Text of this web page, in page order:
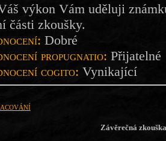
výkon Vám uděluji
části zkoušky.
Dobré
propugnatio: Přijatelné
cogito: Vynikající
Závěrečná